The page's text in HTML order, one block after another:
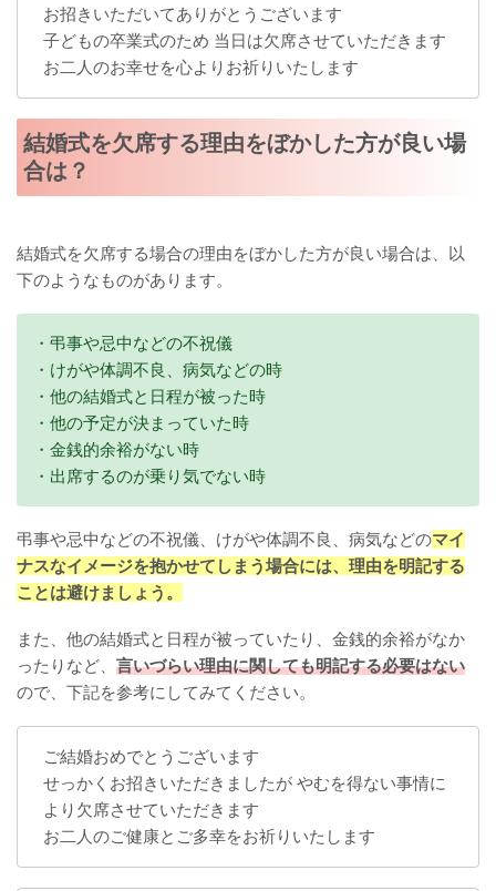
お招きいただいてありがとうございます
子どもの卒業式のため 当日は欠席させていただきます
お二人のお幸せを心よりお祈りいたします
結婚式を欠席する理由をぼかした方が良い場
合は？
結婚式を欠席する場合の理由をぼかした方が良い場合は、以
下のようなものがあります。
・弔事や忌中などの不祝儀
・けがや体調不良、病気などの時
・他の結婚式と日程が被った時
・他の予定が決まっていた時
・金銭的余裕がない時
・出席するのが乗り気でない時
弔事や忌中などの不祝儀、けがや体調不良、病気などのマイ
ナスなイメージを抱かせてしまう場合には、理由を明記する
ことは避けましょう。
また、他の結婚式と日程が被っていたり、金銭的余裕がなか
ったりなど、 言いづらい理由に関しても明記する必要はない
ので、下記を参考にしてみてください。
ご結婚おめでとうございます
せっかくお招きいただきましたが やむを得ない事情に
より欠席させていただきます
お二人のご健康とご多幸をお祈りいたします